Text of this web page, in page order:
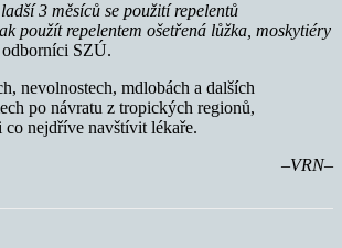
3 měsíců se použití repelentů
použít repelentem ošetřená lůžka, moskytiéry
SZÚ.
nevolnostech, mdlobách a dalších
po návratu z tropických regionů,
nejdříve navštívit lékaře.
–VRN–